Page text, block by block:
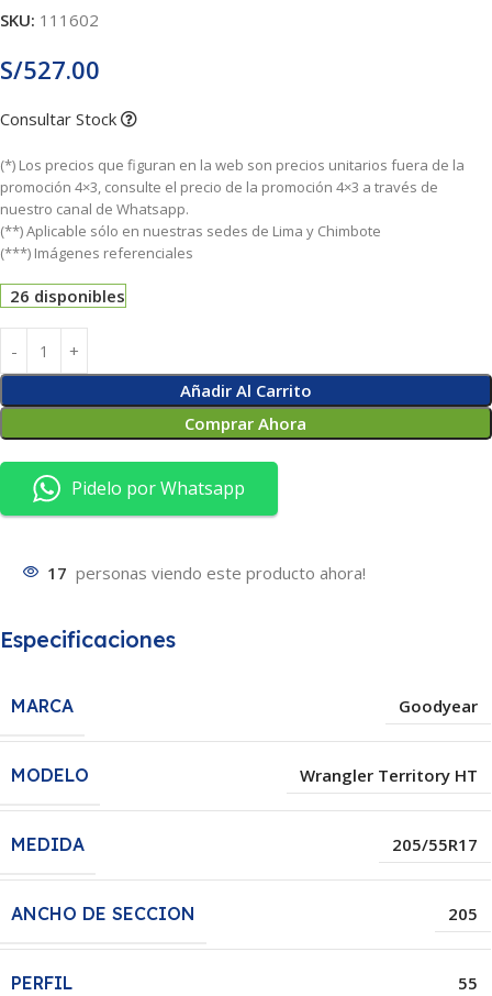
SKU: 111602
S/527.00
Consultar Stock
(*) Los precios que figuran en la web son precios unitarios fuera de la
promoción 4×3, consulte el precio de la promoción 4×3 a través de
nuestro canal de Whatsapp.
(**) Aplicable sólo en nuestras sedes de Lima y Chimbote
(***) Imágenes referenciales
26 disponibles
Añadir Al Carrito
Comprar Ahora
Pidelo por Whatsapp
17 personas viendo este producto ahora!
Especificaciones
MARCA Goodyear
MODELO Wrangler Territory HT
MEDIDA 205/55R17
ANCHO DE SECCION 205
PERFIL 55